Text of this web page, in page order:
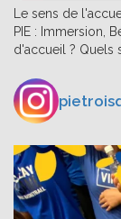
Le sens de
PIE : Immersion,
d'accueil ? Quels